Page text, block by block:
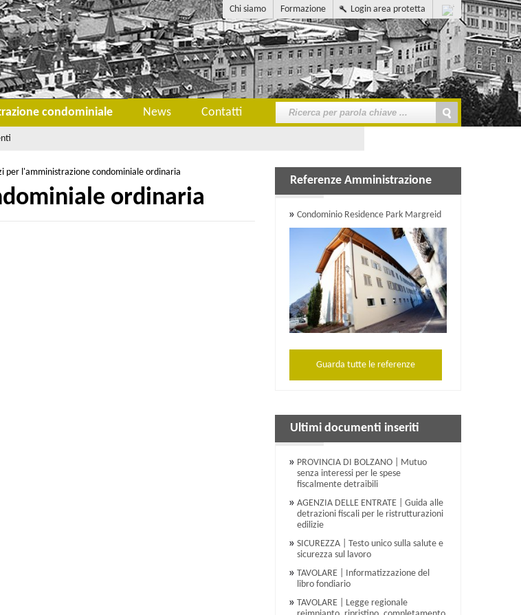
Chi siamo Formazione Login area protetta
condominiale News Contatti
per l'amministrazione condominiale ordinaria
ordinaria
Referenze Amministrazione
Condominio Residence Park Margreid
Guarda tutte le referenze
Ultimi documenti inseriti
PROVINCIA DI BOLZANO | Mutuo
senza interessi per le spese
fiscalmente detraibili
AGENZIA DELLE ENTRATE | Guida alle
detrazioni fiscali per le ristrutturazioni
edilizie
SICUREZZA | Testo unico sulla salute e
sicurezza sul lavoro
TAVOLARE | Informatizzazione del
libro fondiario
TAVOLARE | Legge regionale